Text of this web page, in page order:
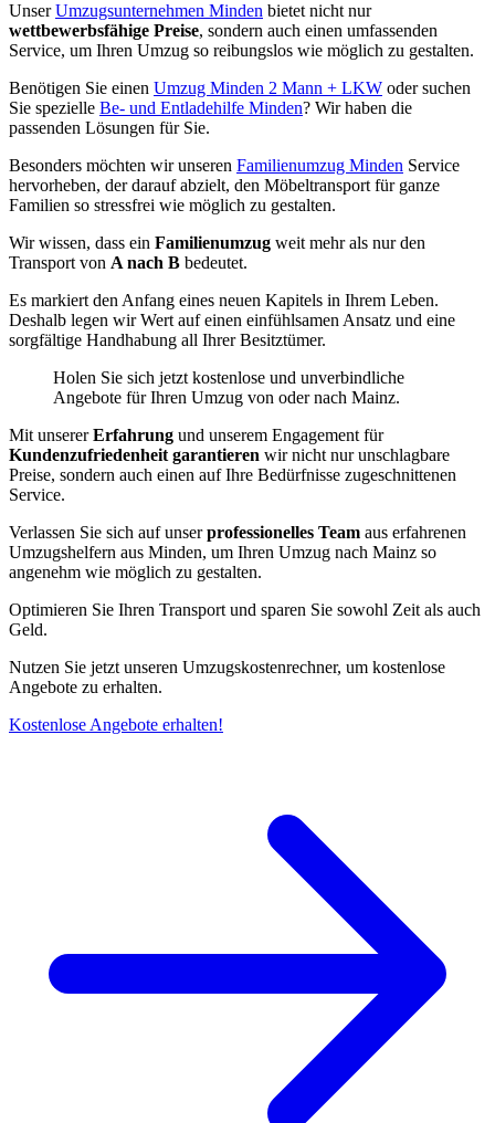
UnserUmzugsunternehmen Minden bietet nicht nur
wettbewerbsfähige Preise, sondern auch einen umfassenden
Service, um Ihren Umzug so reibungslos wie möglich zu gestalten.
Benötigen Sie einen Umzug Minden 2 Mann + LKW oder suchen
Sie spezielle Be- und Entladehilfe Minden? Wir haben die
passenden Lösungen für Sie.
Besonders möchten wir unseren Familienumzug Minden Service
hervorheben, der darauf abzielt, den Möbeltransport für ganze
Familien so stressfrei wie möglich zu gestalten.
Wir wissen, dass ein Familienumzug weit mehr als nur den
Transport von A nach B bedeutet.
Es markiert den Anfang eines neuen Kapitels in Ihrem Leben.
Deshalb legen wir Wert auf einen einfühlsamen Ansatz und eine
sorgfältige Handhabung all Ihrer Besitztümer.
Holen Sie sich jetzt kostenlose und unverbindliche
Angebote für Ihren Umzug von oder nach Mainz.
Mit unsererErfahrung und unserem Engagement für
Kundenzufriedenheit garantieren wir nicht nur unschlagbare
Preise, sondern auch einen auf Ihre Bedürfnisse zugeschnittenen
Service.
Verlassen Sie sich auf unserprofessionelles Team aus erfahrenen
Umzugshelfern aus Minden, um Ihren Umzug nach Mainz so
angenehm wie möglich zu gestalten.
Optimieren Sie Ihren Transport und sparen Sie sowohl Zeit als auch
Geld.
Nutzen Sie jetzt unseren Umzugskostenrechner, um kostenlose
Angebote zu erhalten.
Kostenlose Angebote erhalten!